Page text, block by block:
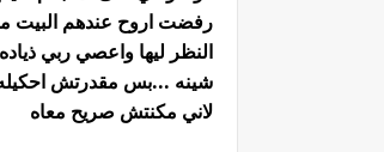
رفضت اروح عندهم البيت
النظر ليها واعصي ربي
شينه ...بس مقدرتش
لاني مكنتش صريح معاه